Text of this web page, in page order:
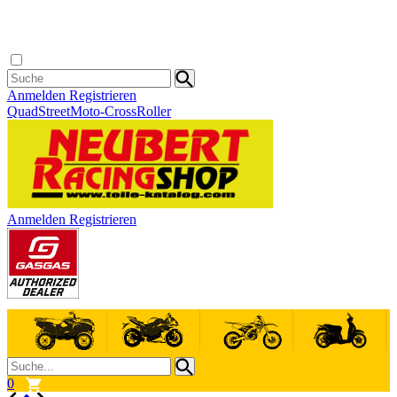
Anmelden Registrieren
QuadStreetMoto-CrossRoller
Anmelden Registrieren
0